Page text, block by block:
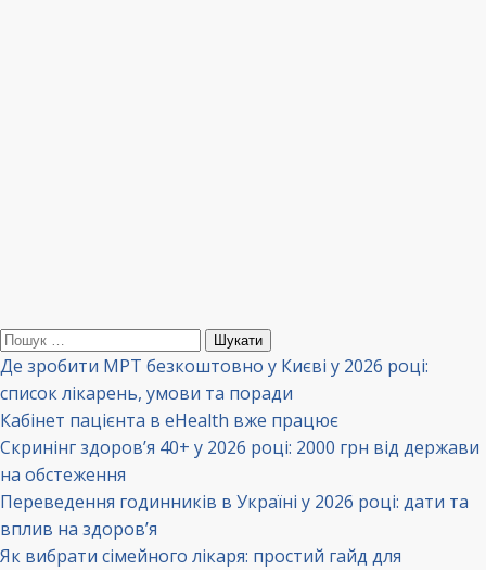
Пошук:
Де зробити МРТ безкоштовно у Києві у 2026 році:
список лікарень, умови та поради
Кабінет пацієнта в eHealth вже працює
Скринінг здоров’я 40+ у 2026 році: 2000 грн від держави
на обстеження
Переведення годинників в Україні у 2026 році: дати та
вплив на здоров’я
Як вибрати сімейного лікаря: простий гайд для